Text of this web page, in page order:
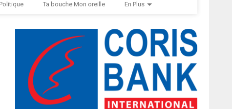
Ta bouche Mon oreille En Plus